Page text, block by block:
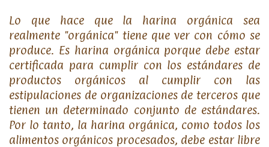
Lo que hace que la harina orgánica sea
realmente "orgánica" tiene que ver con cómo se
produce. Es harina orgánica porque debe estar
certificada para cumplir con los estándares de
productos orgánicos al cumplir con las
estipulaciones de organizaciones de terceros que
tienen un determinado conjunto de estándares.
Por lo tanto, la harina orgánica, como todos los
alimentos orgánicos procesados, debe estar libre